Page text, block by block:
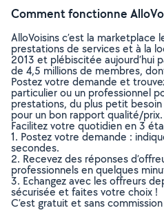
Comment fonctionne
AlloVoisins c’est la marketplace
prestations de services et à la
2013 et plébiscitée aujourd’hui
de 4,5 millions de membres,
Postez votre demande et
particulier ou un professionnel
prestations, du plus petit
pour un bon rapport qualité/prix.
Facilitez votre quotidien en 3
1. Postez votre demande :
secondes.
2. Recevez des réponses
professionnels en quelques
3. Echangez avec les offreurs
sécurisée et faites votre choix !
C’est gratuit et sans